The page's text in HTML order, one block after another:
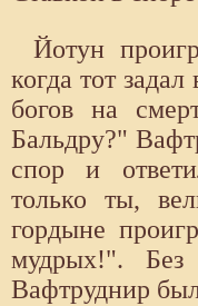
Йотун
когда тот
богов на
Бальдру?"
спор и
только ты,
гордыне
мудрых!". Без
Вафтруднир